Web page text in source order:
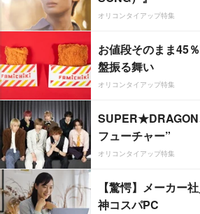
オリコンタイアップ特集
お値段そのまま45
盤振る舞い
オリコンタイアップ特集
SUPER★DRAGON
フューチャー”
オリコンタイアップ特集
【驚愕】メーカー
神コスパPC